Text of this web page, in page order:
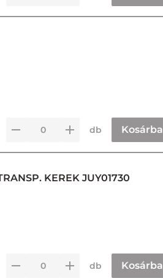
db Kosárba
KEREK JUY01730
db Kosárba